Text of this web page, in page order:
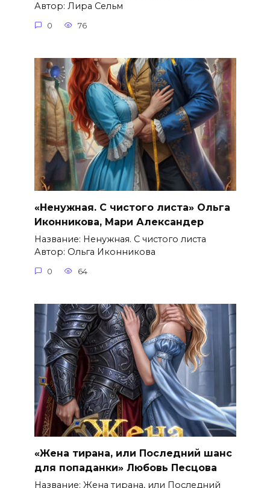
Автор: Лира Сельм
0 76
«Ненужная. С чистого листа» Ольга
Иконникова, Мари Александер
Название: Ненужная. С чистого листа
Автор: Ольга Иконникова
0 64
«Жена тирана, или Последний шанс
для попаданки» Любовь Песцова
Название: Жена тирана, или Последний